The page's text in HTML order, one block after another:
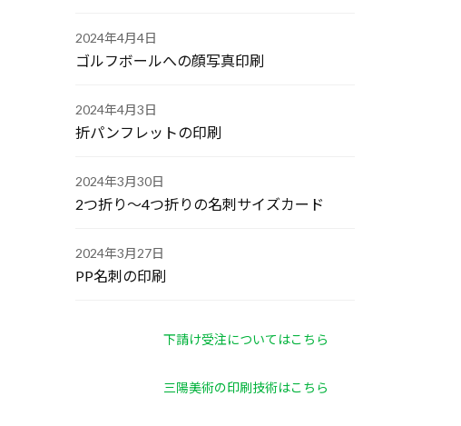
2024年4月4日
ゴルフボールへの顔写真印刷
2024年4月3日
折パンフレットの印刷
2024年3月30日
2つ折り～4つ折りの名刺サイズカード
2024年3月27日
PP名刺の印刷
下請け受注についてはこちら
三陽美術の印刷技術はこちら